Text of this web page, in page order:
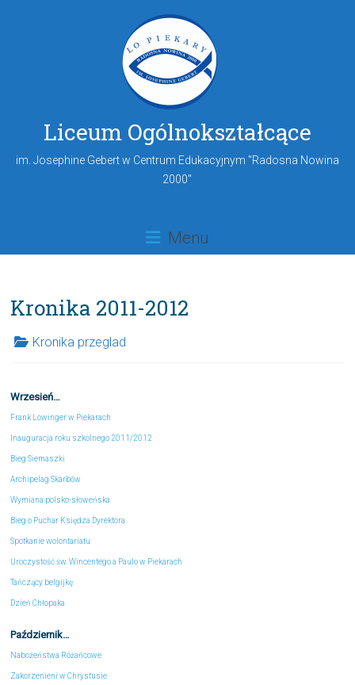
Liceum Ogólnokształcące
im. Josephine Gebert w Centrum Edukacyjnym "Radosna Nowina
2000"
Menu
Kronika 2011-2012
Kronika przeglad
Wrzesień…
Frank Lowinger w Piekarach
Inauguracja roku szkolnego 2011/2012
Bieg Siemaszki
Archipelag Skarbów
Wymiana polsko-słoweńska
Bieg o Puchar Księdza Dyrektora
Spotkanie wolontariatu
Uroczystość św. Wincentego a Paulo w Piekarach
Tańczący belgijkę
Dzień Chłopaka
Październik…
Nabożeństwa Różańcowe
Zakorzenieni w Chrystusie